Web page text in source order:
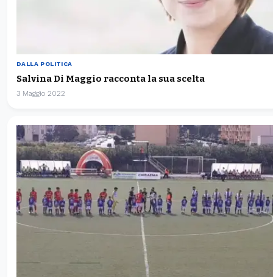
DALLA POLITICA
Salvina Di Maggio racconta la sua scelta
3 Maggio 2022